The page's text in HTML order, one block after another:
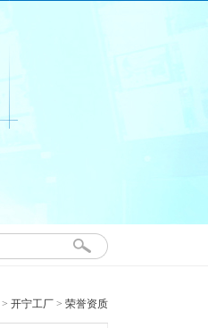
> 开宁工厂 > 荣誉资质